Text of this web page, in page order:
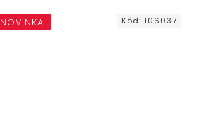
NOVINKA Kód: 106037